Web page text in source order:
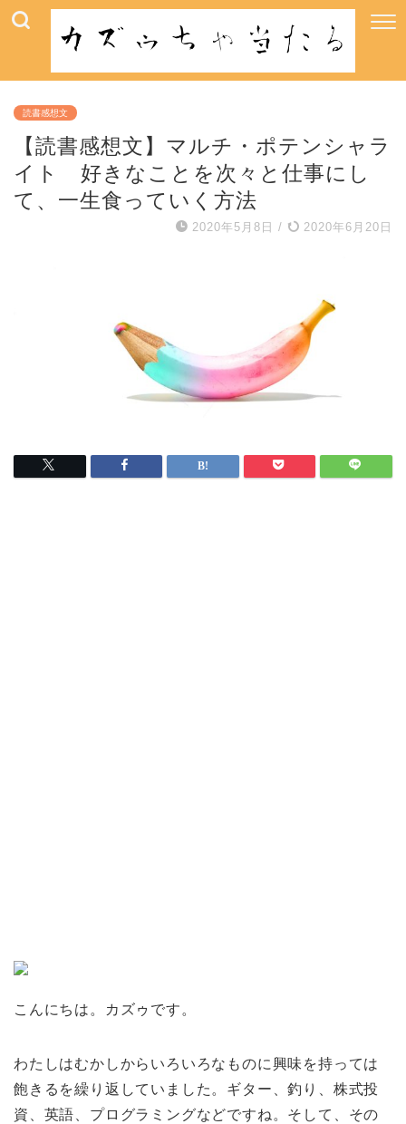
読書感想文
【読書感想文】マルチ・ポテンシャラ
イト 好きなことを次々と仕事にし
て、一生食っていく方法
2020年5月8日 / 2020年6月20日
こんにちは。カズゥです。
わたしはむかしからいろいろなものに興味を持っては
飽きるを繰り返していました。ギター、釣り、株式投
資、英語、プログラミングなどですね。そして、その